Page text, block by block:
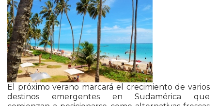
El próximo verano marcará el crecimiento de varios
destinos emergentes en Sudamérica que